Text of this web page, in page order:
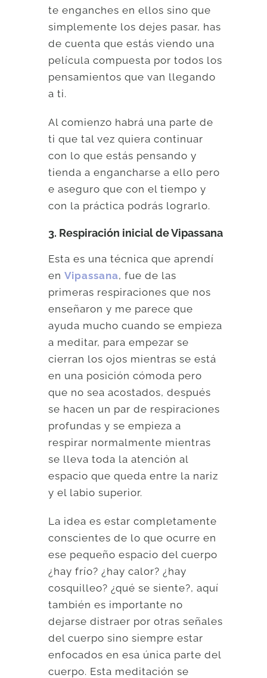
te enganches en ellos sino que
simplemente los dejes pasar, has
de cuenta que estás viendo una
película compuesta por todos los
pensamientos que van llegando
a ti.
Al comienzo habrá una parte de
ti que tal vez quiera continuar
con lo que estás pensando y
tienda a engancharse a ello pero
e aseguro que con el tiempo y
con la práctica podrás lograrlo.
3. Respiración inicial de Vipassana
Esta es una técnica que aprendí
enVipassana, fue de las
primeras respiraciones que nos
enseñaron y me parece que
ayuda mucho cuando se empieza
a meditar, para empezar se
cierran los ojos mientras se está
en una posición cómoda pero
que no sea acostados, después
se hacen un par de respiraciones
profundas y se empieza a
respirar normalmente mientras
se lleva toda la atención al
espacio que queda entre la nariz
y el labio superior.
La idea es estar completamente
conscientes de lo que ocurre en
ese pequeño espacio del cuerpo
¿hay frío? ¿hay calor? ¿hay
cosquilleo? ¿qué se siente?, aquí
también es importante no
dejarse distraer por otras señales
del cuerpo sino siempre estar
enfocados en esa única parte del
cuerpo. Esta meditación se